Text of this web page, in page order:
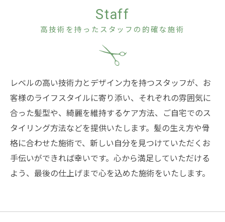
高技術を持ったスタッフの的確な施術
Staff
レベルの高い技術力とデザイン力を持つスタッフが、お
客様のライフスタイルに寄り添い、それぞれの雰囲気に
合った髪型や、綺麗を維持するケア方法、ご自宅でのス
タイリング方法などを提供いたします。髪の生え方や骨
格に合わせた施術で、新しい自分を見つけていただくお
手伝いができれば幸いです。心から満足していただける
よう、最後の仕上げまで心を込めた施術をいたします。